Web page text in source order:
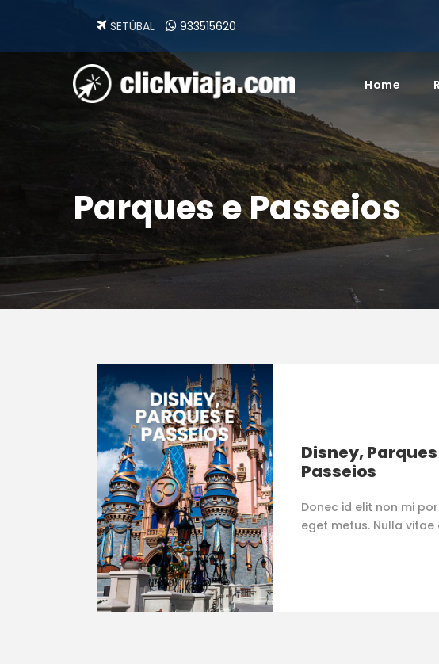
SETÚBAL 933515620
Home
Parques e Passeios
Disney, Parques
Passeios
Donec id elit non mi
eget metus. Nulla vitae